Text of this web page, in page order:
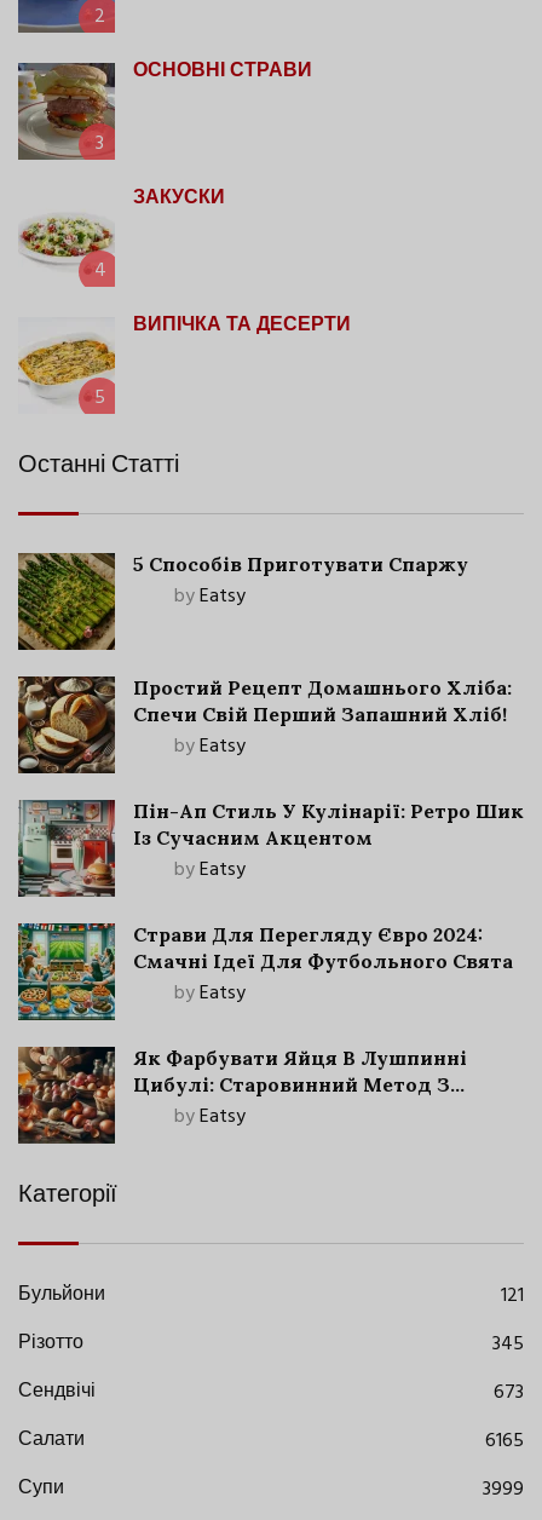
2
3
ОСНОВНІ СТРАВИ
4
ЗАКУСКИ
5
ВИПІЧКА ТА ДЕСЕРТИ
Останні Статті
5 Способів Приготувати Спаржу
byEatsy
Простий Рецепт Домашнього Хліба:
Спечи Свій Перший Запашний Хліб!
byEatsy
Пін-Ап Стиль У Кулінарії: Ретро Шик
Із Сучасним Акцентом
byEatsy
Страви Для Перегляду Євро 2024:
Смачні Ідеї Для Футбольного Свята
byEatsy
Як Фарбувати Яйця В Лушпинні
Цибулі: Старовинний Метод З
Сучасними Нюансами
byEatsy
Категорії
Бульйони
121
Різотто
345
Сендвічі
673
Салати
6165
Супи
3999